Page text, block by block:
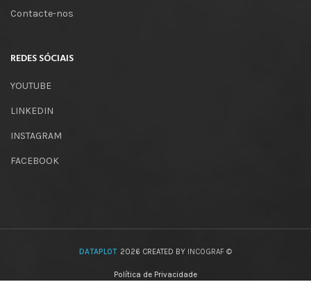
Contacte-nos
REDES SÓCIAIS
YOUTUBE
LINKEDIN
INSTAGRAM
FACEBOOK
DATAPLOT 2026 CREATED BY INCOGRAF ©
Política de Privacidade